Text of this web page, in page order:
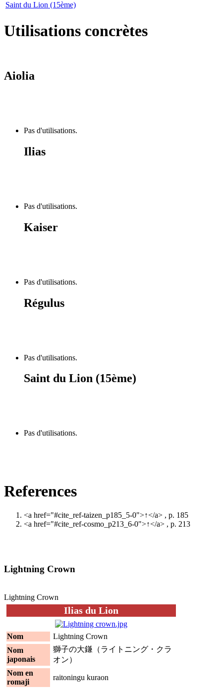
Saint du Lion (15ème)
Utilisations concrètes
Aiolia
Pas d'utilisations.
Ilias
Pas d'utilisations.
Kaiser
Pas d'utilisations.
Régulus
Pas d'utilisations.
Saint du Lion (15ème)
Pas d'utilisations.
References
<a href="#cite_ref-taizen_p185_5-0">↑</a> , p. 185
<a href="#cite_ref-cosmo_p213_6-0">↑</a> , p. 213
Lightning Crown
Lightning Crown
Ilias du Lion
Nom
Lightning Crown
Nom
japonais
獅子の大鎌（ライトニング・クラ
オン）
Nom en
romaji
raitoningu kuraon